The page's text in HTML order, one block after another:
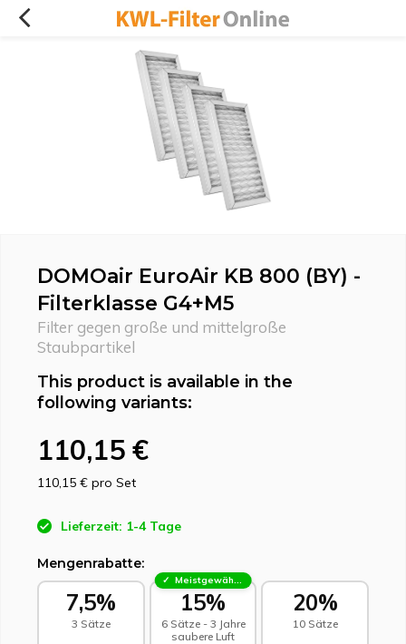
DOMOair EuroAir KB 800 (BY) -
Filterklasse G4+M5
Filter gegen große und mittelgroße
Staubpartikel
This product is available in the
following variants:
110,15 €
110,15 € pro Set
Lieferzeit: 1-4 Tage
Mengenrabatte:
7,5%
3 Sätze
Meistgewählt - Nachhaltige Wahl
15%
6 Sätze - 3 Jahre
saubere Luft
20%
10 Sätze